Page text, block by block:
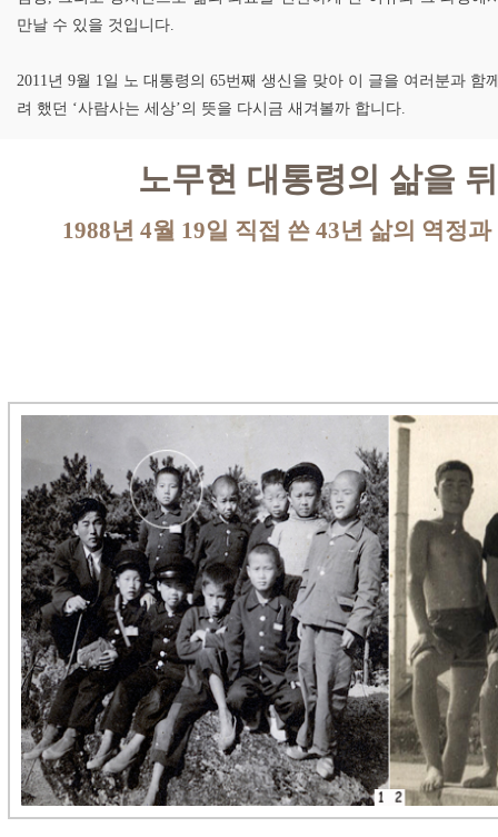
만날 수 있을 것입니다.
2011년 9월 1일 노 대통령의 65번째 생신을 맞아 이 글을 여러분과 함
려 했던 ‘사람사는 세상’의 뜻을 다시금 새겨볼까 합니다.
노무현 대통령의 삶을
1988년 4월 19일 직접 쓴 43년 삶의 역정과